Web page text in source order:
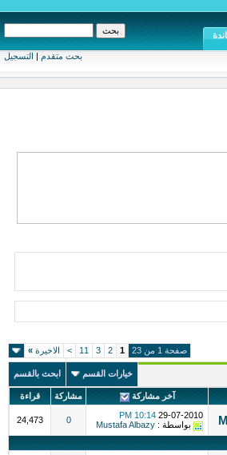
بحث متقدم | التسجيل
صفحة 1 من 23 1
2
3
11
> الاخيرة »
خيارات القسم ابحث بالقسم
آخر مشاركة مشاركة قراءة
29-07-2010
10:14 PM
بواسطة : Mustafa Albazy
0
24,473